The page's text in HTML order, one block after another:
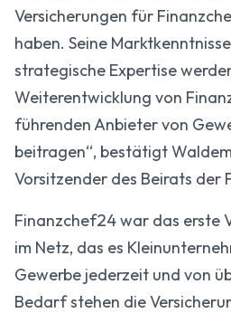
Versicherungen für
haben. Seine
strategische Expertise
Weiterentwicklung von
führenden Anbieter von
beitragen“, bestätigt
Vorsitzender des Beirats der
Finanzchef24 war das erste
im Netz, das es
Gewerbe jederzeit und von
Bedarf stehen die